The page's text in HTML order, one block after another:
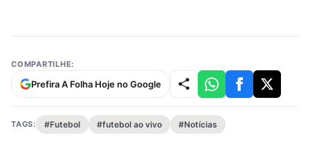
COMPARTILHE:
Prefira A Folha Hoje no Google
TAGS: #Futebol #futebol ao vivo #Notícias